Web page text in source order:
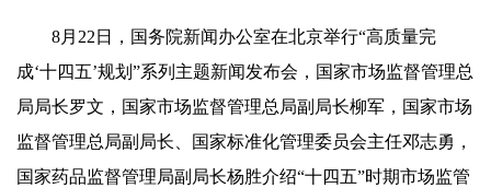
8月22日，国务院新闻办公室在北京举行“高质量完
成‘十四五’规划”系列主题新闻发布会，国家市场监督管理总
局局长罗文，国家市场监督管理总局副局长柳军，国家市场
监督管理总局副局长、国家标准化管理委员会主任邓志勇，
国家药品监督管理局副局长杨胜介绍“十四五”时期市场监管